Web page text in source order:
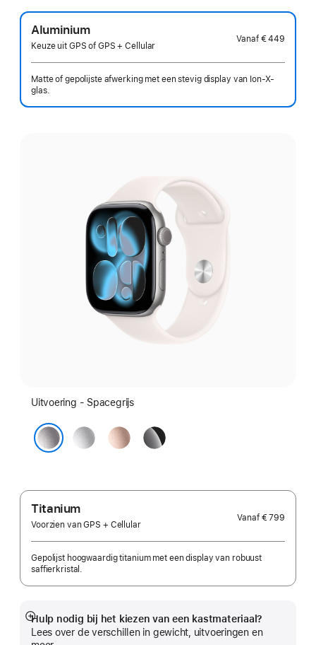
Aluminium
Keuze uit GPS of GPS + Cellular
Vanaf € 449
Matte of gepolijste afwerking met een stevig display van Ion-X-
glas.
Uitvoering - Spacegrijs
Zilver RoségoudGitzwart
Titanium
Voorzien van GPS + Cellular
Vanaf € 799
Gepolijst hoogwaardig titanium met een display van robuust
saffierkristal.
Hulp nodig bij het kiezen van een kastmateriaal?
Lees over de verschillen in gewicht, uitvoeringen en
Meer